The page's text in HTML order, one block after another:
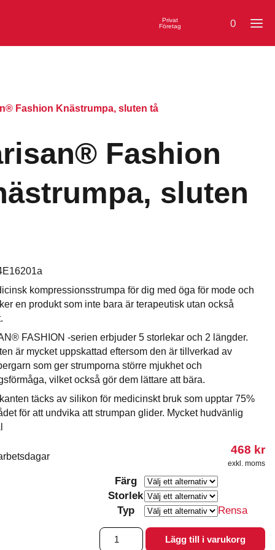
0
Privat
Företag
Fashion Knästrumpa, sluten tå
Fashion
sluten
kompressionsstrumpa för dig med öga för mode och
en produkt som inte bara är terapeutisk utan också
FASHION -serien erbjuder 5 storlekar och 2 längder.
är mycket uppskattad eftersom den är tillverkad av
som ger strumporna större mjukhet och
vilket också gör dem lättare att bära.
täcks av silikon för medicinskt bruk som upptar 75%
för att undvika att strumpan glider. Mycket hudvänlig
468 kr
exkl. moms
Färg
Storlek
Typ
Rensa
Varisan®
Fashion
Lägg till i varukorg